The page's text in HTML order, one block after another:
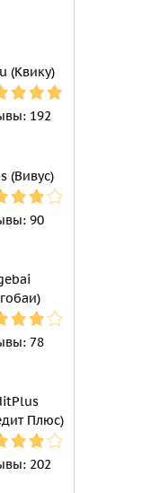
(Квику)
192
(Вивус)
90
78
Плюс)
202